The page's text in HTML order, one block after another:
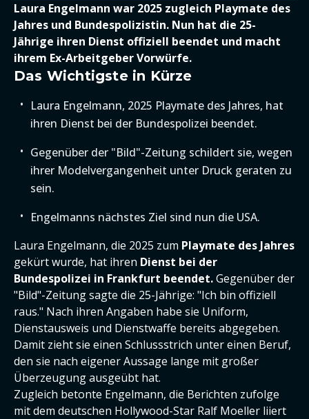
Laura Engelmann war 2025 zugleich Playmate des
Jahres und Bundespolizistin. Nun hat die 25-
Jährige ihren Dienst offiziell beendet und macht
ihrem Ex-Arbeitgeber Vorwürfe.
Das Wichtigste in Kürze
Laura Engelmann, 2025 Playmate des Jahres, hat
ihren Dienst bei der Bundespolizei beendet.
Gegenüber der "Bild"-Zeitung schildert sie, wegen
ihrer Modelvergangenheit unter Druck geraten zu
sein.
Engelmanns nächstes Ziel sind nun die USA.
Laura Engelmann, die 2025 zum Playmate des Jahres
gekürt wurde, hat ihren Dienst bei der
Bundespolizei in Frankfurt beendet.Gegenüber der
"Bild"-Zeitung sagte die 25-Jährige: "Ich bin offiziell
raus." Nach ihren Angaben habe sie Uniform,
Dienstausweis und Dienstwaffe bereits abgegeben.
Damit zieht sie einen Schlussstrich unter einen Beruf,
den sie nach eigener Aussage lange mit großer
Überzeugung ausgeübt hat.
Zugleich betonte Engelmann, die Berichten zufolge
mit dem deutschen Hollywood-Star Ralf Moeller liiert